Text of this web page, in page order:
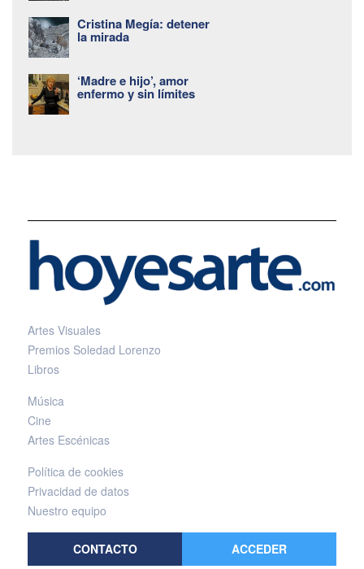
Cristina Megía: detener
la mirada
‘Madre e hijo’, amor
enfermo y sin límites
Artes Visuales
Premios Soledad Lorenzo
Libros
Música
Cine
Artes Escénicas
Política de cookies
Privacidad de datos
Nuestro equipo
CONTACTO ACCEDER